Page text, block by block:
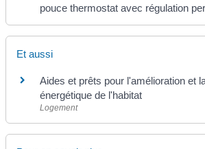
pouce thermostat avec régulation
Et aussi
Aides et prêts pour l'amélioration et
énergétique de l'habitat
Logement